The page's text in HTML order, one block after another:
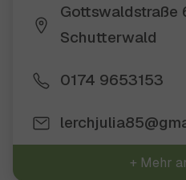
Gottswaldstraße
Schutterwald
0174 9653153
+ Mehr